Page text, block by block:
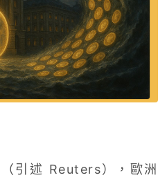
（引述 Reuters），歐洲